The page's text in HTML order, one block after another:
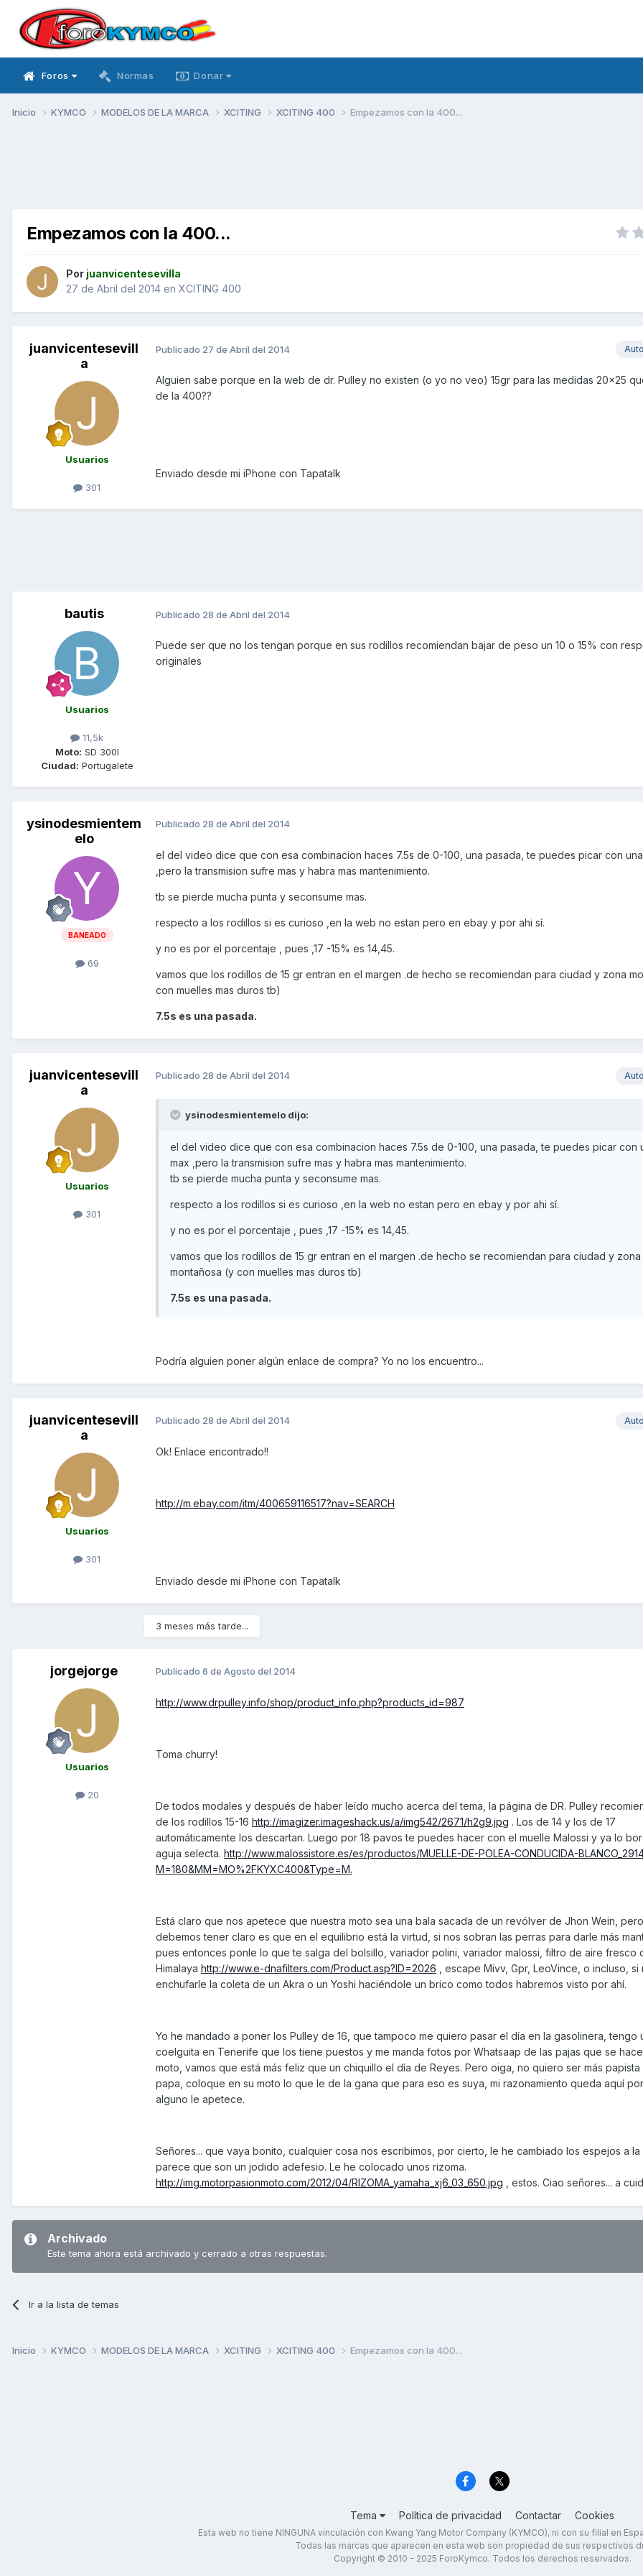
Foros Normas Donar
Inicio KYMCO MODELOS DE LA MARCA XCITING XCITING 400 Empezamos con la 400...
Empezamos con la 400...
Por juanvicentesevilla
27 de Abril del 2014 en XCITING 400
juanvicentesevill
a
Usuarios
301
Publicado 27 de Abril del 2014
Alguien sabe porque en la web de dr. Pulley no existen (o yo no veo) 15gr para las medidas 20x25
de la 400??
Enviado desde mi iPhone con Tapatalk
bautis
Usuarios
11,5k
Moto: SD 300I
Ciudad: Portugalete
Publicado 28 de Abril del 2014
Puede ser que no los tengan porque en sus rodillos recomiendan bajar de peso un 10 o 15% con
originales
ysinodesmientem
elo
BANEADO
69
Publicado 28 de Abril del 2014
el del video dice que con esa combinacion haces 7.5s de 0-100, una pasada, te puedes picar con
,pero la transmision sufre mas y habra mas mantenimiento.
tb se pierde mucha punta y seconsume mas.
respecto a los rodillos si es curioso ,en la web no estan pero en ebay y por ahi sí.
y no es por el porcentaje , pues ,17 -15% es 14,45.
vamos que los rodillos de 15 gr entran en el margen .de hecho se recomiendan para ciudad y zona
con muelles mas duros tb)
7.5s es una pasada.
juanvicentesevill
a
Usuarios
301
Publicado 28 de Abril del 2014
ysinodesmientemelo dijo:
el del video dice que con esa combinacion haces 7.5s de 0-100, una pasada, te puedes picar con
max ,pero la transmision sufre mas y habra mas mantenimiento.
tb se pierde mucha punta y seconsume mas.
respecto a los rodillos si es curioso ,en la web no estan pero en ebay y por ahi sí.
y no es por el porcentaje , pues ,17 -15% es 14,45.
vamos que los rodillos de 15 gr entran en el margen .de hecho se recomiendan para ciudad y zona
montañosa (y con muelles mas duros tb)
7.5s es una pasada.
Podría alguien poner algún enlace de compra? Yo no los encuentro...
juanvicentesevill
a
Usuarios
301
Publicado 28 de Abril del 2014
Ok! Enlace encontrado!!
http://m.ebay.com/itm/400659116517?nav=SEARCH
Enviado desde mi iPhone con Tapatalk
3 meses más tarde...
jorgejorge
Usuarios
20
Publicado 6 de Agosto del 2014
http://www.drpulley.info/shop/product_info.php?products_id=987
Toma churry!
De todos modales y después de haber leído mucho acerca del tema, la página de DR. Pulley
de los rodillos 15-16 http://imagizer.imageshack.us/a/img542/2671/h2g9.jpg . Los de 14 y los de 17
automáticamente los descartan. Luego por 18 pavos te puedes hacer con el muelle Malossi y ya lo
aguja selecta. http://www.malossistore.es/es/productos/MUELLE-DE-POLEA-CONDUCIDA-
M=180&MM=MO%2FKYXC400&Type=M.
Está claro que nos apetece que nuestra moto sea una bala sacada de un revólver de Jhon Wein,
debemos tener claro es que en el equilibrio está la virtud, si nos sobran las perras para darle más
pues entonces ponle lo que te salga del bolsillo, variador polini, variador malossi, filtro de aire fresco
Himalaya http://www.e-dnafilters.com/Product.asp?ID=2026 , escape Mivv, Gpr, LeoVince, o incluso, si
enchufarle la coleta de un Akra o un Yoshi haciéndole un brico como todos habremos visto por ahí.
Yo he mandado a poner los Pulley de 16, que tampoco me quiero pasar el día en la gasolinera, tengo
coelguita en Tenerife que los tiene puestos y me manda fotos por Whatsaap de las pajas que se
moto, vamos que está más feliz que un chiquillo el día de Reyes. Pero oiga, no quiero ser más
papa, coloque en su moto lo que le de la gana que para eso es suya, mi razonamiento queda aquí
alguno le apetece.
Señores... que vaya bonito, cualquier cosa nos escribimos, por cierto, le he cambiado los espejos a la
parece que son un jodido adefesio. Le he colocado unos rizoma.
http://img.motorpasionmoto.com/2012/04/RIZOMA_yamaha_xj6_03_650.jpg , estos. Ciao señores... a
Archivado
Este tema ahora está archivado y cerrado a otras respuestas.
Ir a la lista de temas
Inicio KYMCO MODELOS DE LA MARCA XCITING XCITING 400 Empezamos con la 400...
Tema Política de privacidad Contactar Cookies
Esta web no tiene NINGUNA vinculación con Kwang Yang Motor Company (KYMCO), ni con su filial en
Todas las marcas que aparecen en esta web son propiedad de sus respectivos
Copyright © 2010 - 2025 ForoKymco. Todos los derechos reservados.